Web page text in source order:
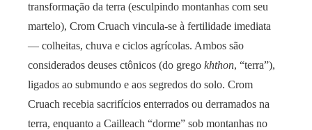
transformação da terra (esculpindo montanhas com seu
martelo), Crom Cruach vincula-se à fertilidade imediata
— colheitas, chuva e ciclos agrícolas. Ambos são
considerados deuses ctônicos (do grego khthon, “terra”),
ligados ao submundo e aos segredos do solo. Crom
Cruach recebia sacrifícios enterrados ou derramados na
terra, enquanto a Cailleach “dorme” sob montanhas no